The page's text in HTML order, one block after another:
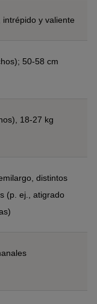
intrépido y valiente
50-58 cm
18-27 kg
distintos
(p. ej., atigrado